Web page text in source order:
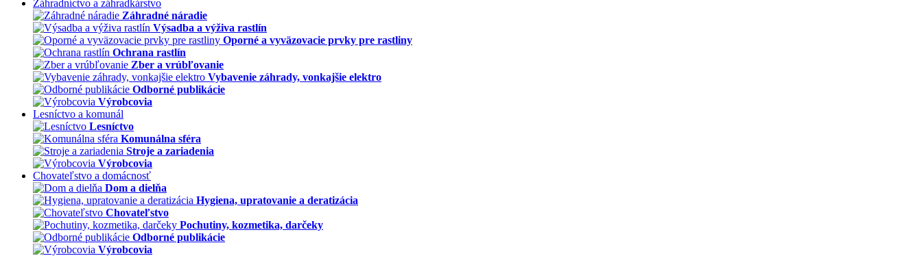
Záhradníctvo a záhradkárstvo
Záhradné náradie
Výsadba a výživa rastlín
Oporné a vyväzovacie prvky pre rastliny
Ochrana rastlín
Zber a vrúbľovanie
Vybavenie záhrady, vonkajšie elektro
Odborné publikácie
Výrobcovia
Lesníctvo a komunál
Lesníctvo
Komunálna sféra
Stroje a zariadenia
Výrobcovia
Chovateľstvo a domácnosť
Dom a dielňa
Hygiena, upratovanie a deratizácia
Chovateľstvo
Pochutiny, kozmetika, darčeky
Odborné publikácie
Výrobcovia